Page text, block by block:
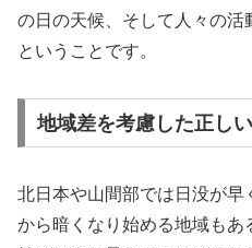
の日の天候、そして人々の活
ということです。
地域差を考慮した正し
北日本や山間部では日没が
から暗くなり始める地域もあ